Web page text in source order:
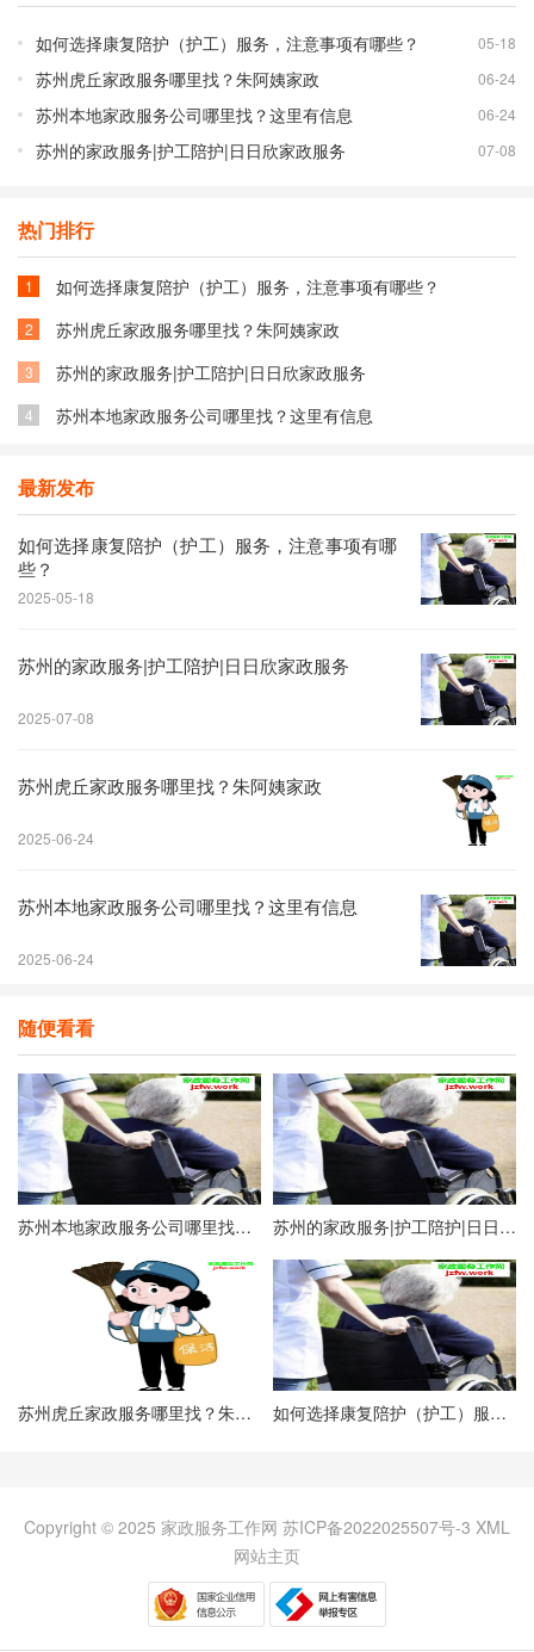
如何选择康复陪护（护工）服务，注意事项有哪些？ 05-18
苏州虎丘家政服务哪里找？朱阿姨家政 06-24
苏州本地家政服务公司哪里找？这里有信息 06-24
苏州的​家政服务|护工陪护|日日欣家政服务 07-08
热门排行
1 如何选择康复陪护（护工）服务，注意事项有哪些？
2 苏州虎丘家政服务哪里找？朱阿姨家政
3 苏州的​家政服务|护工陪护|日日欣家政服务
4 苏州本地家政服务公司哪里找？这里有信息
最新发布
如何选择康复陪护（护工）服务，注意事项有哪
些？
2025-05-18
苏州的​家政服务|护工陪护|日日欣家政服务
2025-07-08
苏州虎丘家政服务哪里找？朱阿姨家政
2025-06-24
苏州本地家政服务公司哪里找？这里有信息
2025-06-24
随便看看
苏州本地家政服务公司哪里找？这里有信息 苏州的​家政服务|护工陪护|日日欣家政服务
苏州虎丘家政服务哪里找？朱阿姨家政 如何选择康复陪护（护工）服务，注意事项有哪些？
Copyright © 2025 家政服务工作网 苏ICP备2022025507号-3 XML
网站主页